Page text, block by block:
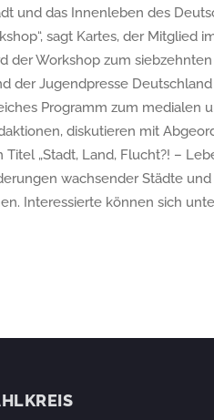
und das Innenleben des
sagt Kartes, der Mitglied
der Workshop zum
der Jugendpresse
Programm zum medialen
diskutieren mit
„Stadt, Land, Flucht?! –
wachsender Städte
Interessierte können sich